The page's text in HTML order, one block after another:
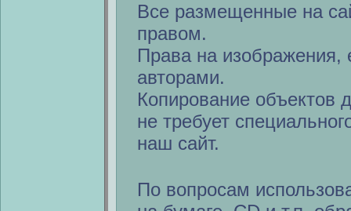
Все размещенные на
правом.
Права на изображения,
авторами.
Копирование объектов
не требует
наш сайт.
По вопросам